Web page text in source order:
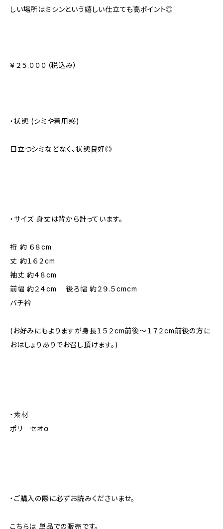
しい場所はミシンという嬉しい仕立ても高ポイント◎
￥２５.０００（税込み）
・状態 (シミや着用感)
目立つシミなどなく、状態良好◎
・サイズ 身丈は背から計っています。
裄 約 ６８cm
丈 約１６２cm
袖丈 約４８cm
前幅 約２４cm 後ろ幅 約２９.５cmcm
バチ衿
(お好みにもよりますが身長１５２cm前後～１７２cm前後の方に
おはしょりありでお召し頂けます。)
・素材
ポリ セオα
・ご購入の際に必ずお読みくださいませ。
こちらは 単品での販売です。